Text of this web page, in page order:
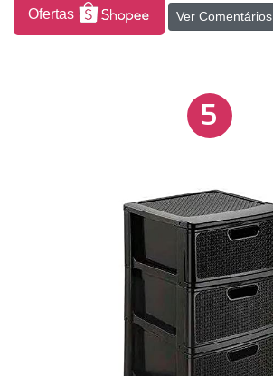
Ofertas Ver Comentários
5